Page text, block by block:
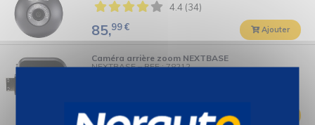
4.4 (34)
85,99€ Ajouter
Caméra arrière zoom NEXTBASE
NEXTBASE–REF : 78212
119,